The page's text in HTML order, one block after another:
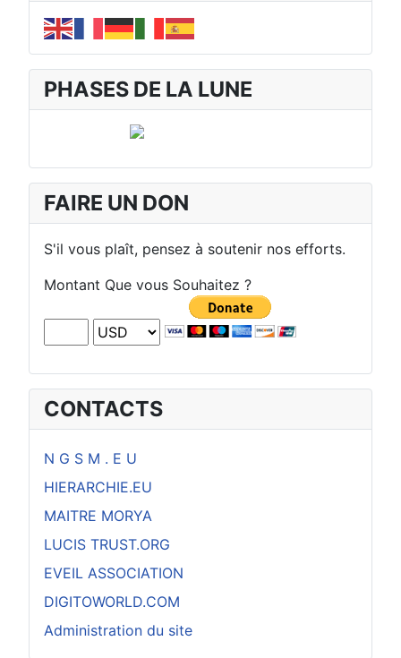
PHASES DE LA LUNE
FAIRE UN DON
S'il vous plaît, pensez à soutenir nos efforts.
Montant Que vous Souhaitez ?
CONTACTS
N G S M . E U
HIERARCHIE.EU
MAITRE MORYA
LUCIS TRUST.ORG
EVEIL ASSOCIATION
DIGITOWORLD.COM
Administration du site